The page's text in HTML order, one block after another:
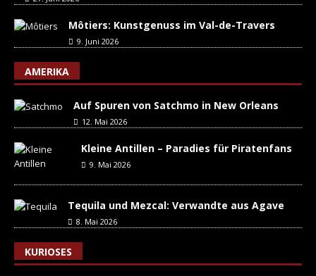
Môtiers: Kunstgenuss im Val-de-Travers
9. Juni 2026
AMERIKA
Auf Spuren von Satchmo in New Orleans
12. Mai 2026
Kleine Antillen – Paradies für Piratenfans
9. Mai 2026
Tequila und Mezcal: Verwandte aus Agave
8. Mai 2026
KURIOSES